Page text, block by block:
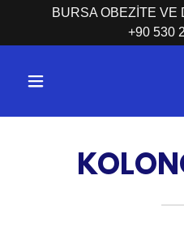
BURSA OBEZİTE VE
+90 530